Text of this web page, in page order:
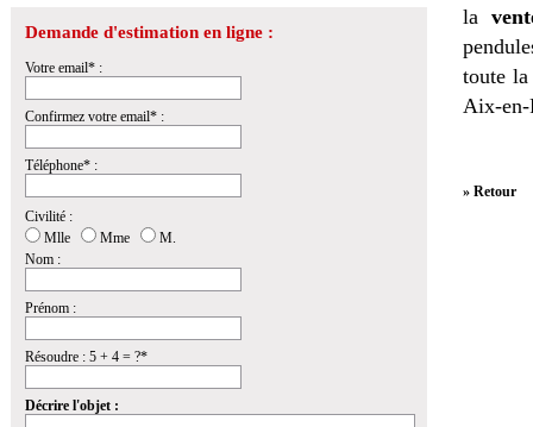
Demande d'estimation en ligne :
Votre email* :
Confirmez votre email* :
Téléphone* :
Civilité :
Mlle
Mme
M.
Nom :
Prénom :
Résoudre : 5 + 4 = ?*
Décrire l'objet :
la
toute
Aix-en-
» Retour